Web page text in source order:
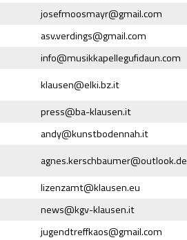
josefmoosmayr@gmail.com
asv.verdings@gmail.com
info@musikkapellegufidaun.com
klausen@elki.bz.it
press@ba-klausen.it
andy@kunstbodennah.it
agnes.kerschbaumer@outlook.de
lizenzamt@klausen.eu
news@kgv-klausen.it
jugendtreffkaos@gmail.com